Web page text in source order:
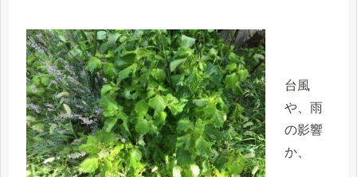
台風
や、雨
の影響
か、